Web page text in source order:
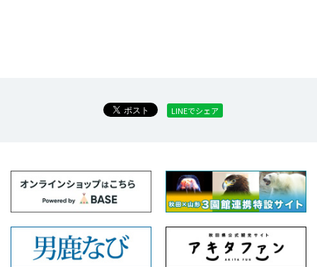
LINEでシェア